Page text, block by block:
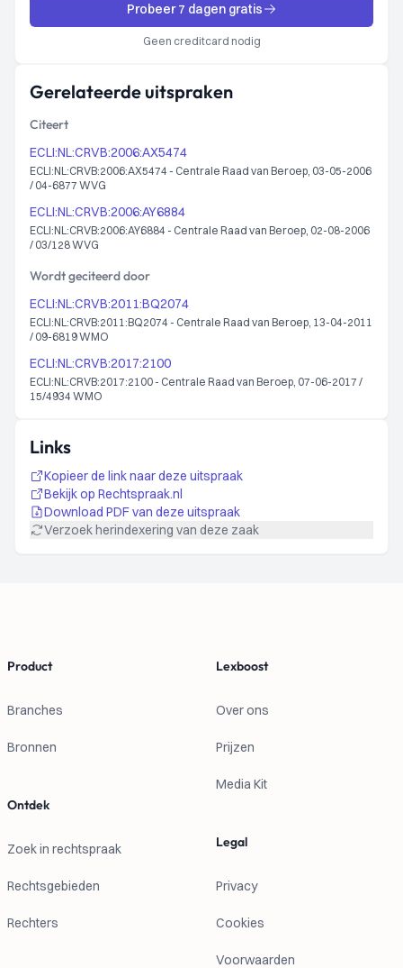
Probeer 7 dagen gratis
Geen creditcard nodig
Gerelateerde uitspraken
Citeert
ECLI:NL:CRVB:2006:AX5474
ECLI:NL:CRVB:2006:AX5474 - Centrale Raad van Beroep, 03-05-2006
/ 04-6877 WVG
ECLI:NL:CRVB:2006:AY6884
ECLI:NL:CRVB:2006:AY6884 - Centrale Raad van Beroep, 02-08-2006
/ 03/128 WVG
Wordt geciteerd door
ECLI:NL:CRVB:2011:BQ2074
ECLI:NL:CRVB:2011:BQ2074 - Centrale Raad van Beroep, 13-04-2011
/ 09-6819 WMO
ECLI:NL:CRVB:2017:2100
ECLI:NL:CRVB:2017:2100 - Centrale Raad van Beroep, 07-06-2017 /
15/4934 WMO
Links
Kopieer de link naar deze uitspraak
Bekijk op Rechtspraak.nl
Download PDF van deze uitspraak
Verzoek herindexering van deze zaak
Product
Branches
Bronnen
Ontdek
Zoek in rechtspraak
Rechtsgebieden
Rechters
Lexboost
Over ons
Prijzen
Media Kit
Legal
Privacy
Cookies
Voorwaarden